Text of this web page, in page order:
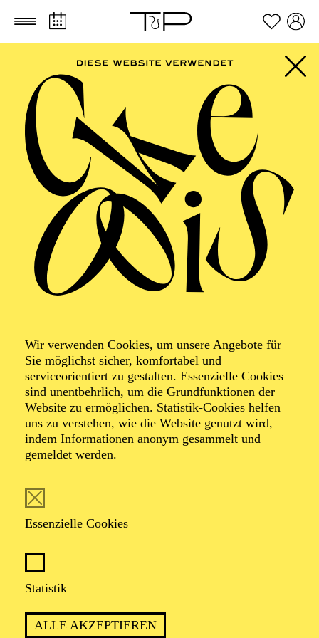
Zum Hauptinhalt springen Zum Footer springen
Wir verwenden Cookies, um unsere Angebote für
Sie möglichst sicher, komfortabel und
serviceorientiert zu gestalten. Essenzielle Cookies
sind unentbehrlich, um die Grundfunktionen der
Website zu ermöglichen. Statistik-Cookies helfen
uns zu verstehen, wie die Website genutzt wird,
indem Informationen anonym gesammelt und
gemeldet werden.
Essenzielle Cookies
Statistik
ALLE AKZEPTIEREN
Foto: Benne Ochs
Andrei Nicoara
Bass
seine künstlerische Ausbildung bereits als Kind in der
die „Ioan Sima“ Arts Highschool wechselte.
Dima“ Musical Academy in Cluj-Napoca in Rumänien
und wurde nach seinem Abschluss 2017 in die